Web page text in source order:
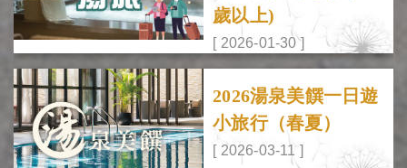
歲以上)
[ 2026-01-30 ]
2026湯泉美饌一日遊
小旅行（春夏）
[ 2026-03-11 ]